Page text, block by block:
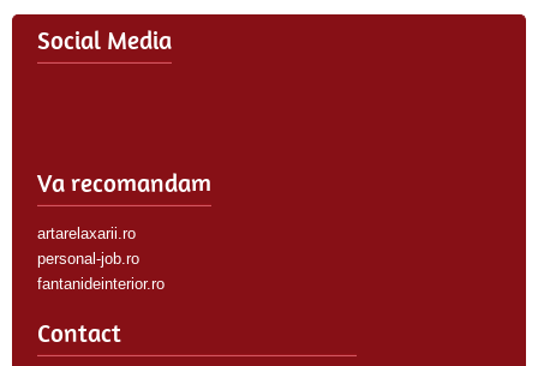
Social Media
Va recomandam
artarelaxarii.ro
personal-job.ro
fantanideinterior.ro
Contact